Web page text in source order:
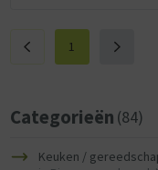
1
Categorieën (84)
Keuken /